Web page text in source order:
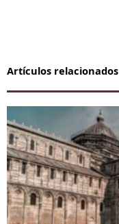
Artículos relacionados